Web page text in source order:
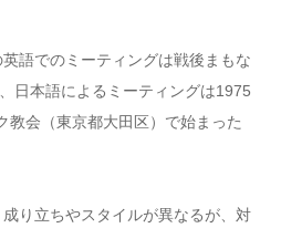
語でのミーティングは戦後まもな
日本語によるミーティングは1975
教会（東京都大田区）で始まった
り立ちやスタイルが異なるが、対